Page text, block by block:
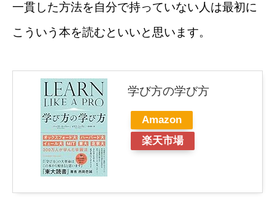
一貫した方法を自分で持っていない人は最初に
こういう本を読むといいと思います。
学び方の学び方
Amazon
楽天市場